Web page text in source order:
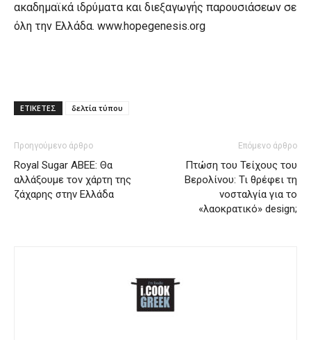
ακαδημαϊκά ιδρύματα και διεξαγωγής παρουσιάσεων σε
όλη την Ελλάδα. www.hopegenesis.org
ΕΤΙΚΕΤΕΣ δελτία τύπου
Προηγούμενο άρθρο
Royal Sugar ABEE: Θα
αλλάξουμε τον χάρτη της
ζάχαρης στην Ελλάδα
Επόμενο άρθρο
Πτώση του Τείχους του
Βερολίνου: Τι θρέφει τη
νοσταλγία για το
«λαοκρατικό» design;